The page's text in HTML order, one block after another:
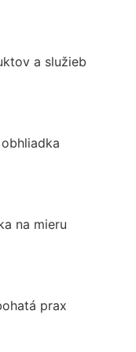
a služieb
na mieru
prax